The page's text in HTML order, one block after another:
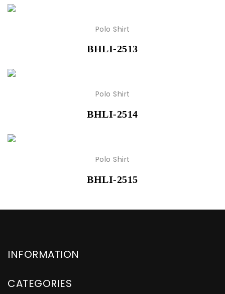
Polo Shirt
BHLI-2513
Polo Shirt
BHLI-2514
Polo Shirt
BHLI-2515
INFORMATION
CATEGORIES